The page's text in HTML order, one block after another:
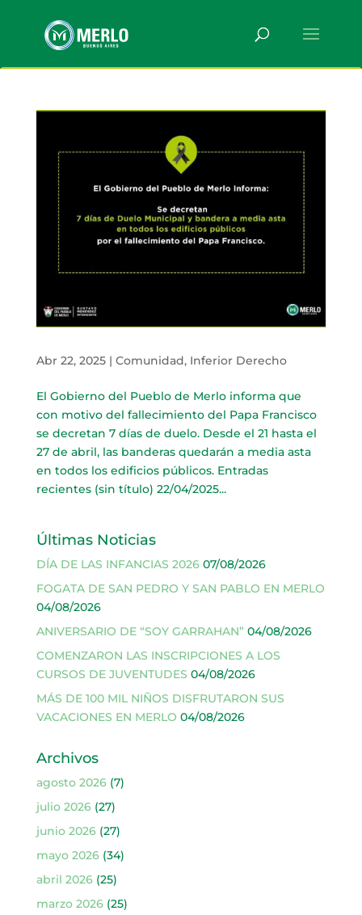
Abr 22, 2025| Comunidad, Inferior Derecho
El Gobierno del Pueblo de Merlo informa que
con motivo del fallecimiento del Papa Francisco
se decretan 7 días de duelo. Desde el 21 hasta el
27 de abril, las banderas quedarán a media asta
en todos los edificios públicos. Entradas
recientes (sin título) 22/04/2025...
Últimas Noticias
DÍA DE LAS INFANCIAS 2026 07/08/2026
FOGATA DE SAN PEDRO Y SAN PABLO EN MERLO
04/08/2026
ANIVERSARIO DE “SOY GARRAHAN” 04/08/2026
COMENZARON LAS INSCRIPCIONES A LOS
CURSOS DE JUVENTUDES 04/08/2026
MÁS DE 100 MIL NIÑOS DISFRUTARON SUS
VACACIONES EN MERLO 04/08/2026
Archivos
agosto 2026(7)
julio 2026(27)
junio 2026(27)
mayo 2026(34)
abril 2026(25)
marzo 2026(25)